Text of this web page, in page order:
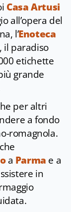
Casa Artusi
all’opera del
l’Enoteca
, il paradiso
etichette
grande
per altri
a fondo
romagnola.
a Parma e a
in